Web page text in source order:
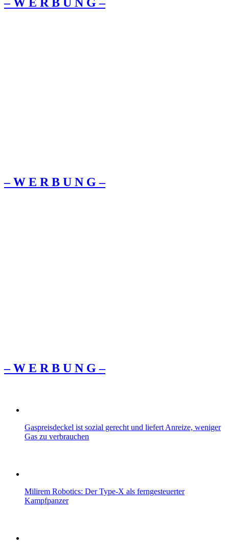
– W Ε R Β U Ν G –
– W Ε R Β U Ν G –
Gaspreisdeckel ist sozial gerecht und liefert Anreize, weniger
Gas zu verbrauchen
Milirem Robotics: Der Type-X als ferngesteuerter
Kampfpanzer